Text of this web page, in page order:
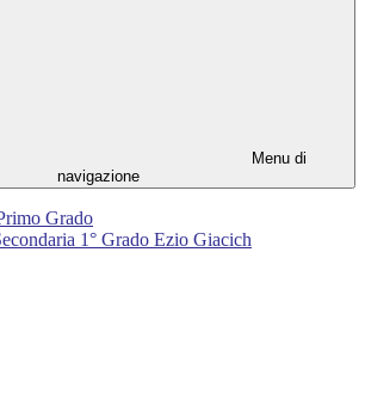
Menu di
navigazione
Grado
1° Grado Ezio Giacich